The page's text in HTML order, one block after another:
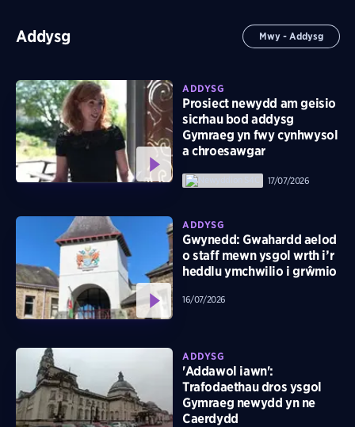
Addysg Mwy - Addysg
ADDYSG
Prosiect newydd am geisio
sicrhau bod addysg
Gymraeg yn fwy cynhwysol
a chroesawgar
17/07/2026
ADDYSG
Gwynedd: Gwahardd aelod
o staff mewn ysgol wrth i’r
heddlu ymchwilio i grŵmio
16/07/2026
ADDYSG
'Addawol iawn':
Trafodaethau dros ysgol
Gymraeg newydd yn ne
Caerdydd